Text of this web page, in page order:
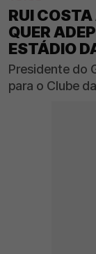
RUI
QUER
ESTÁDIO
Presidente do
para o Clube